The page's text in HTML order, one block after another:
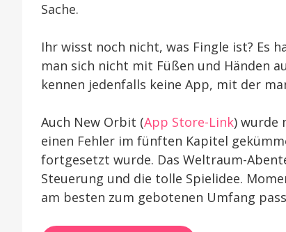
Sache.
Ihr wisst noch nicht, was Fingle ist? Es
man sich nicht mit Füßen und Händen
kennen jedenfalls keine App, mit der
Auch New Orbit (App Store-Link) wurde
einen Fehler im fünften Kapitel
fortgesetzt wurde. Das Weltraum-
Steuerung und die tolle Spielidee.
am besten zum gebotenen Umfang